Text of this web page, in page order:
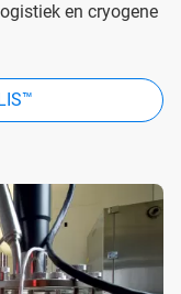
en cryogene